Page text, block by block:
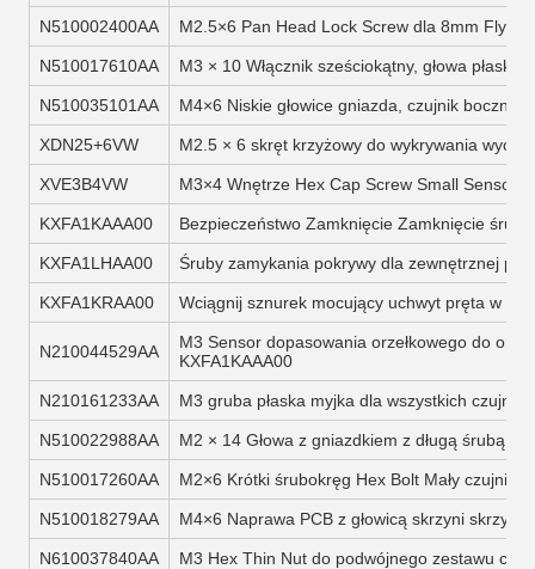
N510002400AA M2.5×6 Pan Head Lock Screw dla 8mm Flyda
N510017610AA M3 × 10 Włącznik sześciokątny, głowa
N510035101AA M4×6 Niskie głowice gniazda, czujnik boczny
XDN25+6VW M2.5 × 6 skręt krzyżowy do wykrywania
XVE3B4VW M3×4 Wnętrze Hex Cap Screw Small Sensor
KXFA1KAAA00 Bezpieczeństwo Zamknięcie Zamknięcie
KXFA1LHAA00 Śruby zamykania pokrywy dla zewnętrznej
KXFA1KRAA00 Wciągnij sznurek mocujący uchwyt pręta w
N210044529AA
M3 Sensor dopasowania orzełkowego do
KXFA1KAAA00
N210161233AA M3 gruba płaska myjka dla wszystkich
N510022988AA M2 × 14 Głowa z gniazdkiem z długą śrubą
N510017260AA M2×6 Krótki śrubokręg Hex Bolt Mały czujnik
N510018279AA M4×6 Naprawa PCB z głowicą skrzyni
N610037840AA M3 Hex Thin Nut do podwójnego zestawu